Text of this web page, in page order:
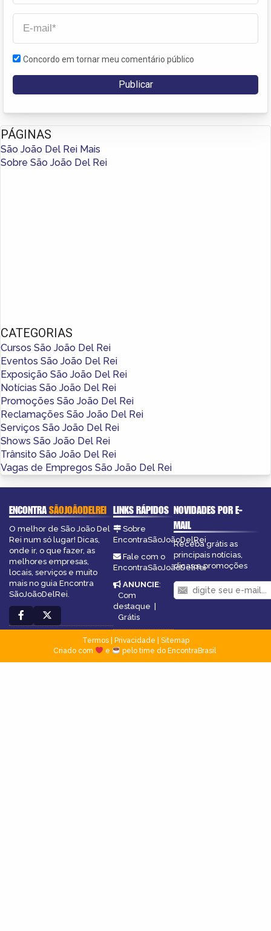
Concordo em tornar meu comentário público
PÁGINAS
São João Del Rei Mais
Sobre São João Del Rei
CATEGORIAS
Cursos São João Del Rei
Eventos São João Del Rei
Exposição São João Del Rei
Notícias São João Del Rei
Promoções São João Del Rei
Reclamações São João Del Rei
Serviços São João Del Rei
Shows São João Del Rei
Trânsito São João Del Rei
Vagas de Empregos São João Del Rei
ENCONTRASÃOJOÃODELREI
O melhor de São João Del
Rei num só lugar! Dicas,
onde ir, o que fazer, as
melhores empresas,
locais, serviços e muito
mais no guia Encontra
SãoJoãoDelRei.
LINKS RÁPIDOS
Sobre
EncontraSãoJoãoDelRei
Fale com o
EncontraSãoJoãoDelRei
ANUNCIE:
Com
destaque
Grátis
NOVIDADES POR E-
MAIL
Receba grátis as
principais notícias,
dicas e promoções
Termos| Privacidade
Sitemap
Criado com
e pelo time do EncontraBrasil